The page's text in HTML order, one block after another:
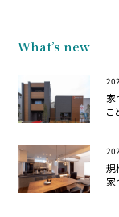
What’s new
家
こ
規
家